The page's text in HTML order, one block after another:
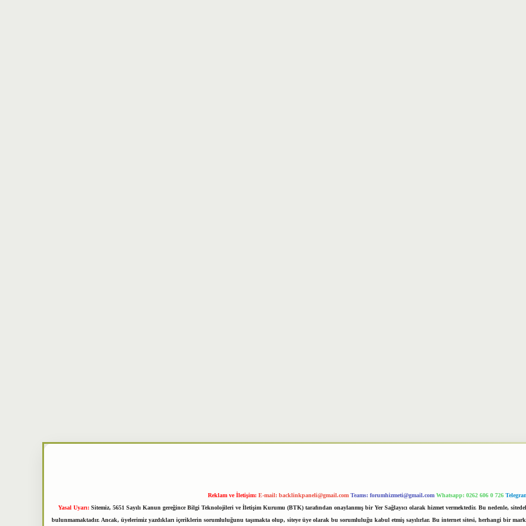
Reklam ve İletişim: E-mail: backlinkpaneli@gmail.com Teams: forumhizmeti@gmail.com Whatsapp: 0262 606 0 726
Yasal Uyarı: Sitemiz, 5651 Sayılı Kanun gereğince Bilgi Teknolojileri ve İletişim Kurumu (BTK) tarafından onaylanmış bir Yer Sağlayıcı olarak hizmet vermektedir. Bu nedenle,
bulunmamaktadır. Ancak, üyelerimiz yazdıkları içeriklerin sorumluluğunu taşımakta olup, siteye üye olarak bu sorumluluğu kabul etmiş sayılırlar. Bu internet sitesi, herhangi bir